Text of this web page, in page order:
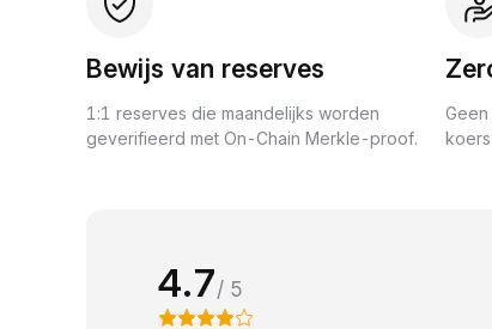
Bewijs van reserves
1:1 reserves die maandelijks worden
geverifieerd met On-Chain Merkle-proof.
4.7/ 5